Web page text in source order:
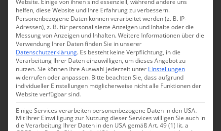
JETZT DAS HAUS FÜRSTENBERG ENTDECKEN
Schlossherren und Schlossdamen auf Zeit im
Schloss Duttenstein auf der Schwäbischen Alb
Hier gibt es die einzigartige Chance, in einem echten
helfen, diese Website und Ihre Erfahrung zu verbessern.
Personenbezogene Daten können verarbeitet werden (z. B. IP-
Adressen), z. B. für personalisierte Anzeigen und Inhalte oder die
Messung von Anzeigen und Inhalten.Weitere Informationen über die
Verwendung Ihrer Daten finden Sie in unserer
Datenschutzerklärung. Es besteht keine Verpflichtung, in die
Verarbeitung Ihrer Daten einzuwilligen, um dieses Angebot zu
nutzen.Sie können Ihre Auswahl jederzeit unter Einstellungen
widerrufen oder anpassen. Bitte beachten Sie, dass aufgrund
individueller Einstellungen möglicherweise nicht alle Funktionen der
Website verfügbar sind.
Einige Services verarbeiten personenbezogene Daten in den USA.
Mit Ihrer Einwilligung zur Nutzung dieser Services willigen Sie auch in
die Verarbeitung Ihrer Daten in den USA gemäß Art. 49 (1) lit. a